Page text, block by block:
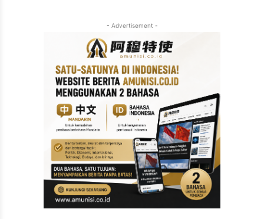
- Advertisement -